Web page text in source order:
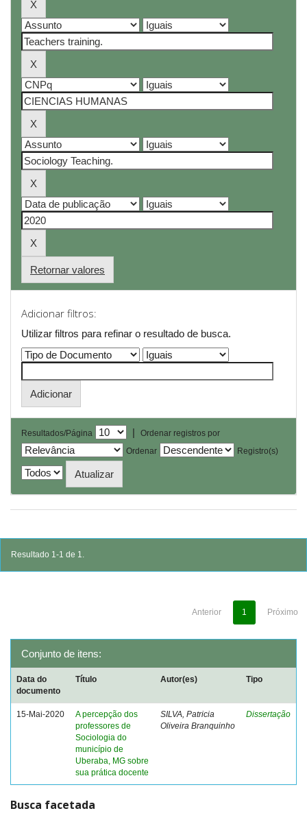
Retornar valores
Adicionar filtros:
Utilizar filtros para refinar o resultado de busca.
Resultados/Página |
Ordenar registros por
Ordenar
Registro(s)
Resultado 1-1 de 1.
Anterior 1 Próximo
Conjunto de itens:
Data do
documento
Título Autor(es) Tipo
15-Mai-2020
A percepção dos
professores de
Sociologia do
município de
Uberaba, MG sobre
sua prática docente
SILVA, Patricia
Oliveira Branquinho
Dissertação
Busca facetada